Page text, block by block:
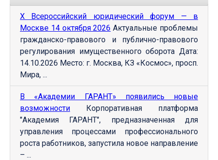
Х Всероссийский юридический форум — в
Москве 14 октября 2026 Актуальные проблемы
гражданско-правового и публично-правового
регулирования имущественного оборота Дата:
14.10.2026 Место: г. Москва, КЗ «Космос», просп.
Мира, ...
В «Академии ГАРАНТ» появились новые
возможности Корпоративная платформа
"Академия ГАРАНТ", предназначенная для
управления процессами профессионального
роста работников, запустила новое направление
– ...